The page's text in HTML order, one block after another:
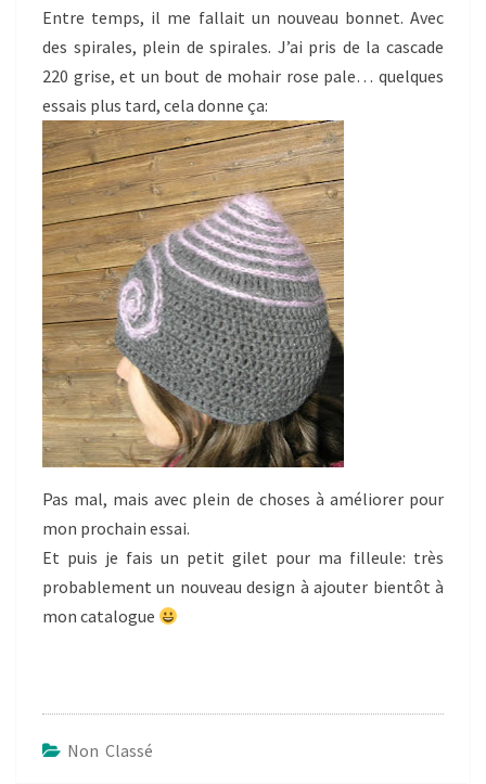
Entre temps, il me fallait un nouveau bonnet. Avec
des spirales, plein de spirales. J’ai pris de la cascade
220 grise, et un bout de mohair rose pale… quelques
essais plus tard, cela donne ça:
Pas mal, mais avec plein de choses à améliorer pour
mon prochain essai.
Et puis je fais un petit gilet pour ma filleule: très
probablement un nouveau design à ajouter bientôt à
mon catalogue
Non Classé